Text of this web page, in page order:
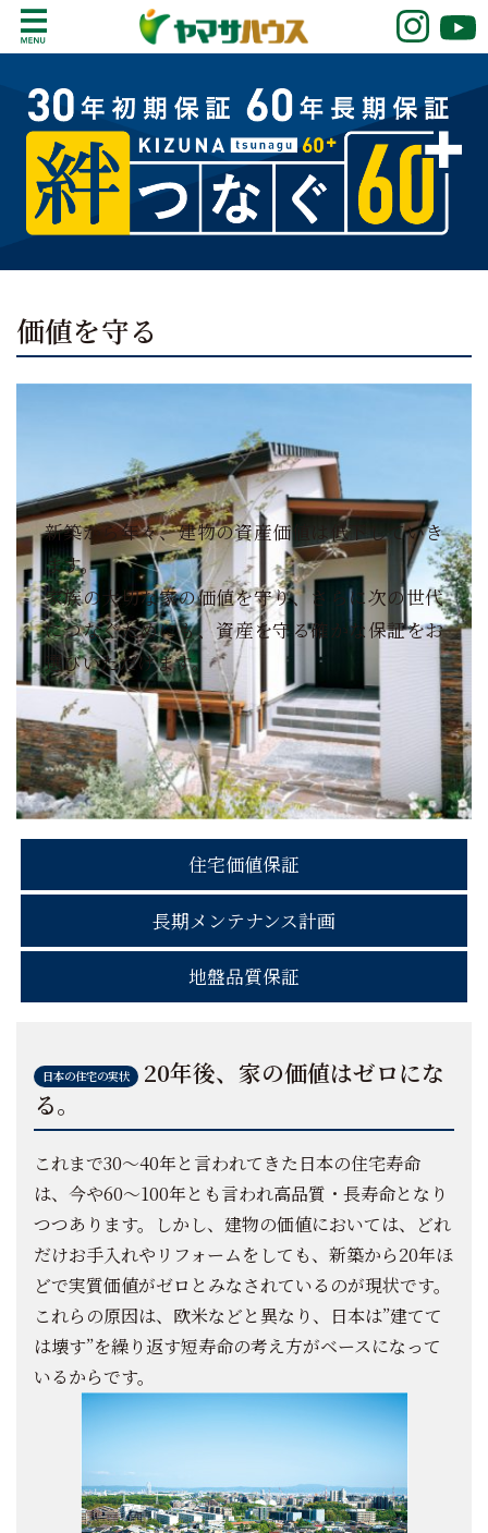
e
鹿児島で注文住宅ならヤマサハウス
新築の注文住宅や建売モデルハウスをお探し
の方はこちら。鹿児島県内で11年連続ナンバ
ーワンの実績を誇る、絆の家でおなじみの
ヤマサハウス。展示場情報や家づくりのこだ
わりをご覧ください。
価値を守る
新築から年々、建物の資産価値は低下していき
ます。
家族の大切な家の価値を守り、さらに次の世代
につなぐためにも、資産を守る確かな保証をお
選びいただけます。
住宅価値保証
長期メンテナンス計画
地盤品質保証
日本の住宅の実状
20年後、家の価値はゼロにな
る。
これまで30～40年と言われてきた日本の住宅寿命
は、今や60～100年とも言われ高品質・長寿命となり
つつあります。しかし、建物の価値においては、どれ
だけお手入れやリフォームをしても、新築から20年ほ
どで実質価値がゼロとみなされているのが現状です。
これらの原因は、欧米などと異なり、日本は”建てて
は壊す”を繰り返す短寿命の考え方がベースになって
いるからです。